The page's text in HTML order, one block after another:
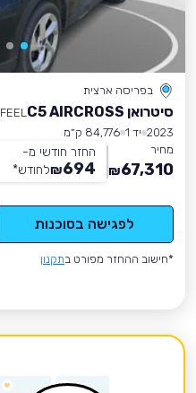
בפריסה ארצית
סיטרואן C5 AIRCROSS
FEEL
2023 יד 1
84,776 ק״מ
מחיר
67,310
₪
החזר חודשי מ-
694
₪לחודש*
לפגישה בסוכנות
*חישוב ההחזר מפורט בתקנון